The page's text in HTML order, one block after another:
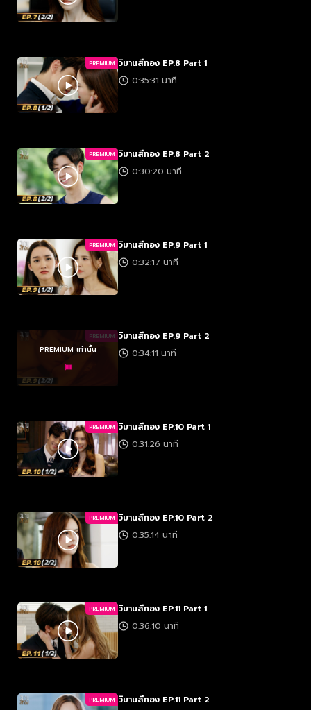
PREMIUM วิมานสีทอง EP.8 Part 1
0:35:31 นาที
PREMIUM วิมานสีทอง EP.8 Part 2
0:30:20 นาที
PREMIUM วิมานสีทอง EP.9 Part 1
0:32:17 นาที
PREMIUM
PREMIUM เท่านั้น
วิมานสีทอง EP.9 Part 2
0:34:11 นาที
PREMIUM วิมานสีทอง EP.10 Part 1
0:31:26 นาที
PREMIUM วิมานสีทอง EP.10 Part 2
0:35:14 นาที
PREMIUM วิมานสีทอง EP.11 Part 1
0:36:10 นาที
PREMIUM วิมานสีทอง EP.11 Part 2